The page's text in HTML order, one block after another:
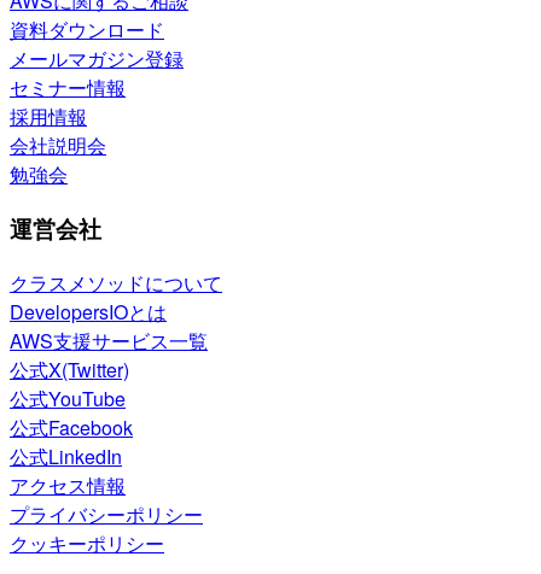
資料ダウンロード
メールマガジン登録
セミナー情報
採用情報
会社説明会
勉強会
運営会社
クラスメソッドについて
DevelopersIOとは
AWS支援サービス一覧
公式X(Twitter)
公式YouTube
公式Facebook
公式LinkedIn
アクセス情報
プライバシーポリシー
クッキーポリシー